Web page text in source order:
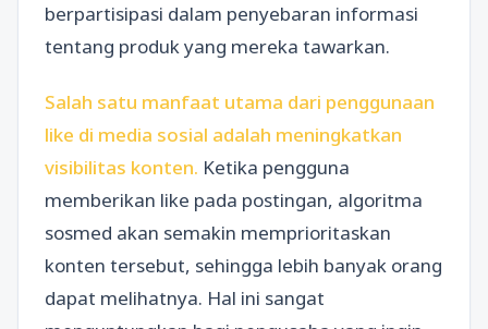
berpartisipasi dalam penyebaran informasi
tentang produk yang mereka tawarkan.
Salah satu manfaat utama dari penggunaan
like di media sosial adalah meningkatkan
visibilitas konten. Ketika pengguna
memberikan like pada postingan, algoritma
sosmed akan semakin memprioritaskan
konten tersebut, sehingga lebih banyak orang
dapat melihatnya. Hal ini sangat